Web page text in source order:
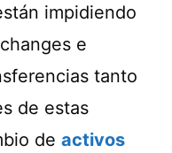
impidiendo
e
tanto
de estas
de activos